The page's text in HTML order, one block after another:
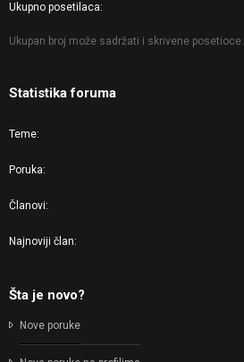
Ukupno posetilaca
Ukupan broj može sadržati i skrivene posetioce.
Statistika foruma
Teme
Poruka
Članovi
Najnoviji član
Šta je novo?
Nove poruke